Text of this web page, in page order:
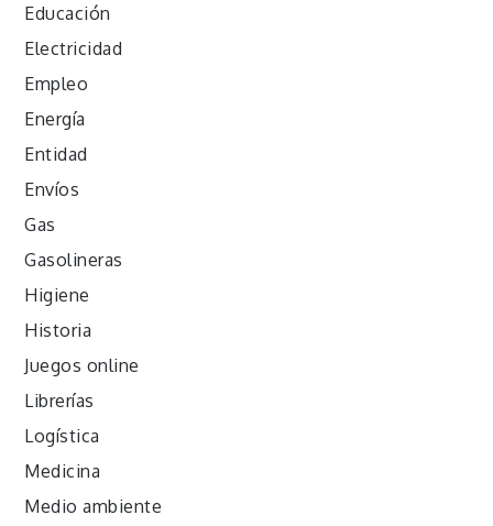
Educación
Electricidad
Empleo
Energía
Entidad
Envíos
Gas
Gasolineras
Higiene
Historia
Juegos online
Librerías
Logística
Medicina
Medio ambiente